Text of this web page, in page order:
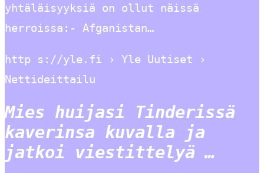
yhtäläisyyksiä on ollut näissä
herroissa:- Afganistan…
http s://yle.fi › Yle Uutiset ›
Nettideittailu
Mies huijasi Tinderissä
kaverinsa kuvalla ja
jatkoi viestittelyä …